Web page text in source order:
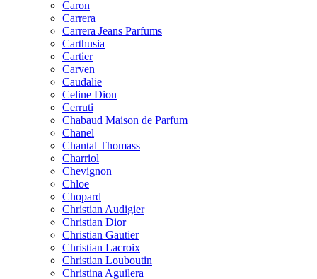
Caron
Carrera
Carrera Jeans Parfums
Carthusia
Cartier
Carven
Caudalie
Celine Dion
Cerruti
Chabaud Maison de Parfum
Chanel
Chantal Thomass
Charriol
Chevignon
Chloe
Chopard
Christian Audigier
Christian Dior
Christian Gautier
Christian Lacroix
Christian Louboutin
Christina Aguilera